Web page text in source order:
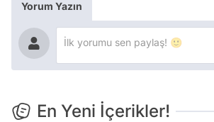
Yorum Yazın
En Yeni İçerikler!